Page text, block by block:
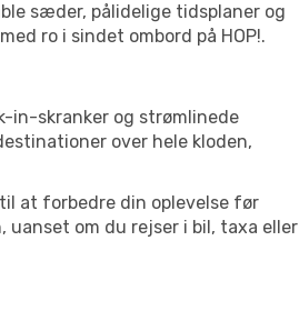
sæder, pålidelige tidsplaner og
ro i sindet ombord på HOP!.
in-skranker og strømlinede
over hele kloden,
at forbedre din oplevelse før
om du rejser i bil, taxa eller